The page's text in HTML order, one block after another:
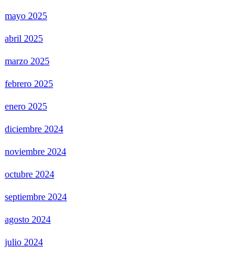
mayo 2025
abril 2025
marzo 2025
febrero 2025
enero 2025
diciembre 2024
noviembre 2024
octubre 2024
septiembre 2024
agosto 2024
julio 2024